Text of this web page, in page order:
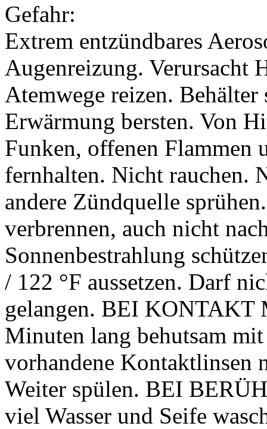
Gefahr:
Extrem entzündbares
Augenreizung. Verursacht
Atemwege reizen.
Erwärmung bersten. Von
Funken, offenen Flammen
fernhalten. Nicht rauchen.
andere Zündquelle
verbrennen, auch nicht
Sonnenbestrahlung
/ 122 °F aussetzen. Darf
gelangen. BEI
Minuten lang behutsam
vorhandene Kontaktlinsen
Weiter spülen. BEI
viel Wasser und Seife